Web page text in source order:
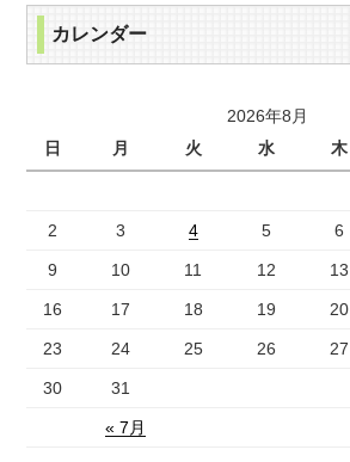
カレンダー
2026年8月
日
月 火 水 木
« 7月
2 3 4 5 6
9 10 11 12 13
16 17 18 19 20
23 24 25 26 27
30 31